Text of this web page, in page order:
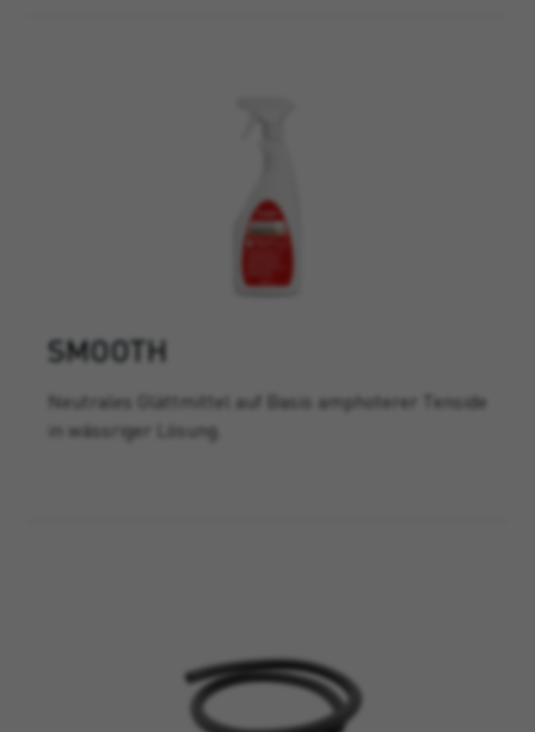
SMOOTH
Neutrales Glättmittel auf Basis amphoterer Tenside
in wässriger Lösung.